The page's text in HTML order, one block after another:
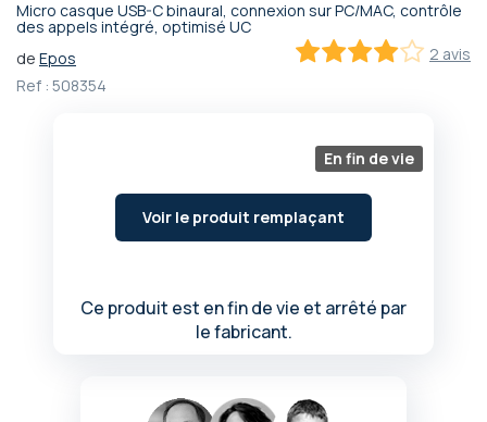
Micro casque USB-C binaural, connexion sur PC/MAC, contrôle
des appels intégré, optimisé UC
2 avis
de Epos
Ref : 508354
En fin de vie
Voir le produit remplaçant
Ce produit est en fin de vie et arrêté par
le fabricant.
Passer
début
de